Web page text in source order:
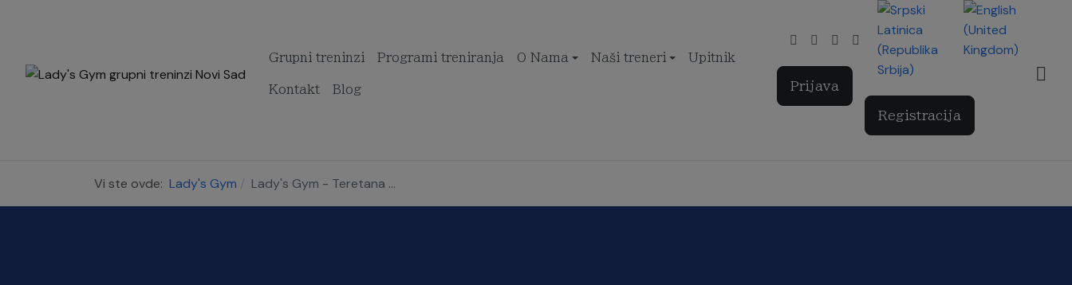
Grupni treninzi Programi treniranja O Nama Naši treneri Upitnik
Kontakt Blog Prijava
Izaberite vaš jezik
Registracija
Vi ste ovde: Lady's Gym Lady's Gym - Teretana ...